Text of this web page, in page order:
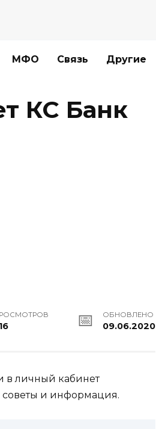
МФО Связь Другие
КС Банк
ОБНОВЛЕНО
09.06.2020
в личный кабинет
советы и информация.